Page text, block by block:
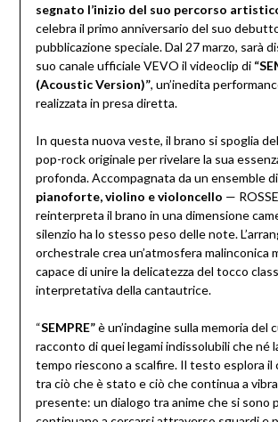
segnato l’inizio del suo percorso
celebra il primo anniversario del suo
pubblicazione speciale. Dal 27 marzo, sarà
suo canale ufficiale VEVO il videoclip di
(Acoustic Version)”, un’inedita
realizzata in presa diretta.
In questa nuova veste, il brano si spoglia
pop-rock originale per rivelare la sua
profonda. Accompagnata da un ensemble
pianoforte, violino e violoncello —
reinterpreta il brano in una dimensione
silenzio ha lo stesso peso delle note.
orchestrale crea un’atmosfera malinconica
capace di unire la delicatezza del tocco
interpretativa della cantautrice.
“SEMPRE”è un’indagine sulla memoria del
racconto di quei legami indissolubili che né
tempo riescono a scalfire. Il testo esplora
tra ciò che è stato e ciò che continua a
presente: un dialogo tra anime che si sono